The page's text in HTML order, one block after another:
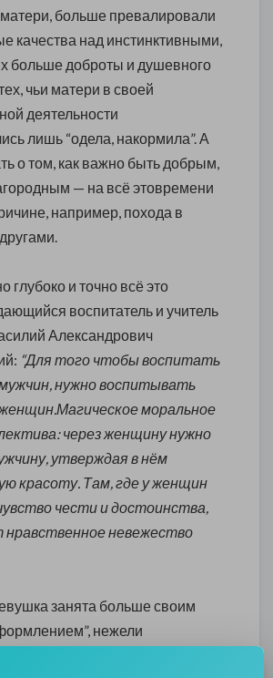
больше превалировали
качества над инстинктивными,
больше доброты и душевного
чьи матери в своей
деятельности
лишь “одела, накормила”. А
о том, как важно быть добрым,
— на всё этовремени
например, похода в
глубоко и точно всё это
воспитатель и учитель
Александрович
“Для того чтобы воспитать
нужно воспитывать
моральное
через женщину нужно
утверждая в нём
красоту. Там, где у женщин
чести и достоинства,
невежество
занята больше своим
нежели